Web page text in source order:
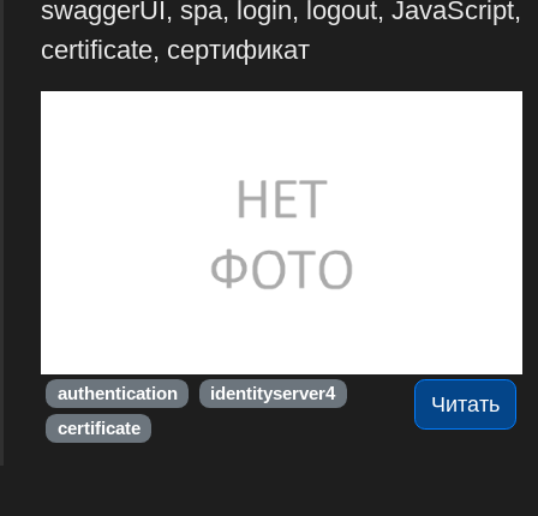
swaggerUI, spa, login, logout, JavaScript,
certificate, сертификат
Читать
authentication
identityserver4
certificate